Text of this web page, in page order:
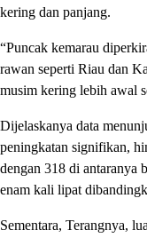
kering dan panjang.
“Puncak kemarau
rawan seperti Riau dan
musim kering lebih awal
Dijelaskanya data
peningkatan signifikan,
dengan 318 di antaranya
enam kali lipat
Sementara, Terangnya,